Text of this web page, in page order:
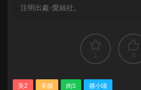
注明出處-愛絲社。
1 0
美Z 美腿 肉S 襪小喵